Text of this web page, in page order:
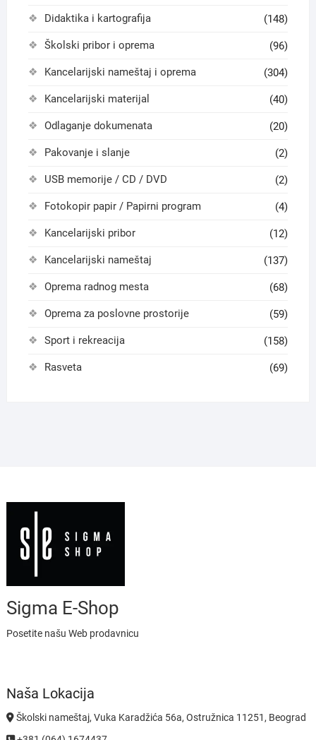
Didaktika i kartografija (148)
Školski pribor i oprema (96)
Kancelarijski nameštaj i oprema (304)
Kancelarijski materijal (40)
Odlaganje dokumenata (20)
Pakovanje i slanje (2)
USB memorije / CD / DVD (2)
Fotokopir papir / Papirni program (4)
Kancelarijski pribor (12)
Kancelarijski nameštaj (137)
Oprema radnog mesta (68)
Oprema za poslovne prostorije (59)
Sport i rekreacija (158)
Rasveta (69)
Sigma E-Shop
Posetite našu Web prodavnicu
Naša Lokacija
Školski nameštaj, Vuka Karadžića 56a, Ostružnica 11251, Beograd